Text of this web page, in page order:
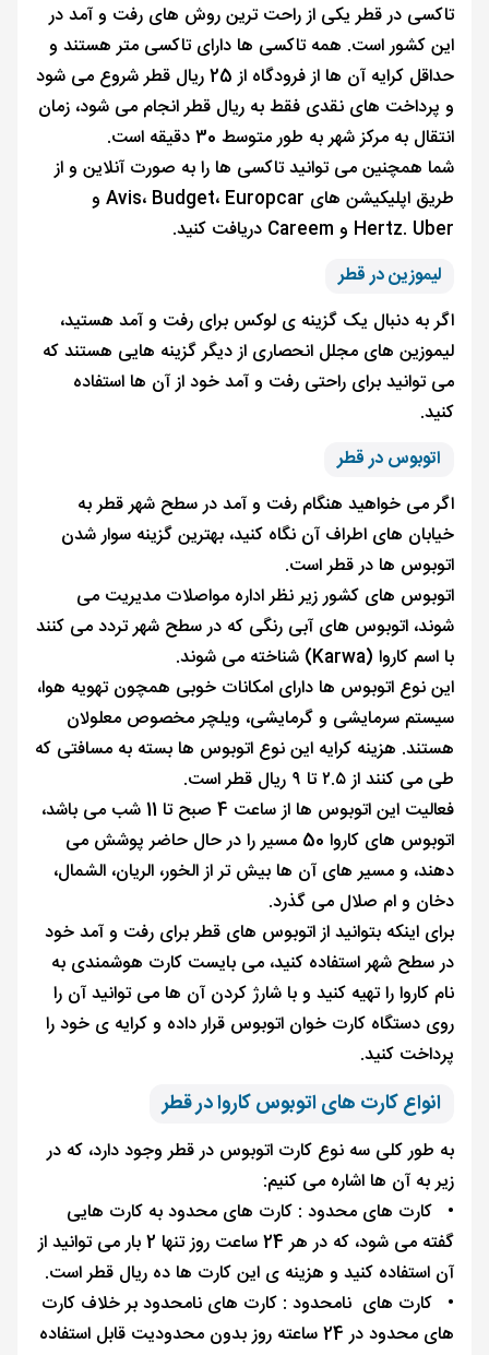
تاکسی در قطر یکی از راحت ترین روش های رفت و آمد در
این کشور است. همه تاکسی‌ ها دارای تاکسی متر هستند و
حداقل کرایه آن ها از فرودگاه از 25 ریال قطر شروع می ‌شود
و پرداخت‌ های نقدی فقط به ریال قطر انجام می‌ شود، زمان
انتقال به مرکز شهر به طور متوسط 30 دقیقه است.
شما همچنین می توانید تاکسی ها را به صورت آنلاین و از
طریق اپلیکیشن های Avis، Budget، Europcar و
Hertz. Uber و Careem دریافت کنید.
لیموزین در قطر
اگر به دنبال یک گزینه ی لوکس برای رفت و آمد هستید،
لیموزین ‌های مجلل انحصاری از دیگر گزینه ‌هایی هستند که
می ‌توانید برای راحتی رفت و آمد خود از آن ها استفاده
کنید.
اتوبوس در قطر
اگر می خواهید هنگام رفت و آمد در سطح شهر قطر به
خیابان های اطراف آن نگاه کنید، بهترین گزینه سوار شدن
اتوبوس ها در قطر است.
اتوبوس ‌های کشور زیر نظر اداره مواصلات مدیریت می
‌شوند، اتوبوس‌ های آبی رنگی که در سطح شهر تردد می ‌کنند
با اسم کاروا (Karwa) شناخته می‌ شوند.
این نوع اتوبوس ها دارای امکانات خوبی همچون تهویه هوا،
سیستم سرمایشی و گرمایشی، ویلچر مخصوص معلولان
هستند. هزینه کرایه این نوع اتوبوس ‌ها بسته به مسافتی که
طی می‌ کنند از ۲.۵ تا ۹ ریال قطر است.
فعالیت این اتوبوس ها از ساعت 4 صبح تا 11 شب می باشد،
اتوبوس های کاروا 50 مسیر را در حال حاضر پوشش می
دهند، و مسیر های آن ها بیش تر از الخور، الریان، الشمال،
دخان و ام صلال می گذرد.
برای اینکه بتوانید از اتوبوس های قطر برای رفت و آمد خود
در سطح شهر استفاده کنید، می بایست کارت هوشمندی به
نام کاروا را تهیه کنید و با شارژ کردن آن ها می توانید آن را
روی دستگاه کارت خوان اتوبوس قرار داده و کرایه ی خود را
پرداخت کنید.
انواع کارت های اتوبوس کاروا در قطر
به طور کلی سه نوع کارت اتوبوس در قطر وجود دارد، که در
زیر به آن ها اشاره می کنیم:
• کارت های محدود : کارت های محدود به کارت هایی
گفته می شود، که در هر 24 ساعت روز تنها 2 بار می توانید از
آن استفاده کنید و هزینه ی این کارت ها ده ریال قطر است.
• کارت های نامحدود : کارت های نامحدود بر خلاف کارت
های محدود در 24 ساعته روز بدون محدودیت قابل استفاده